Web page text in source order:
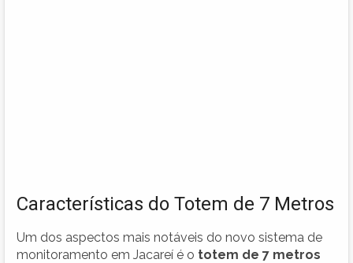
Características do Totem de 7 Metros
Um dos aspectos mais notáveis do novo sistema de
monitoramento em Jacareí é o totem de 7 metros